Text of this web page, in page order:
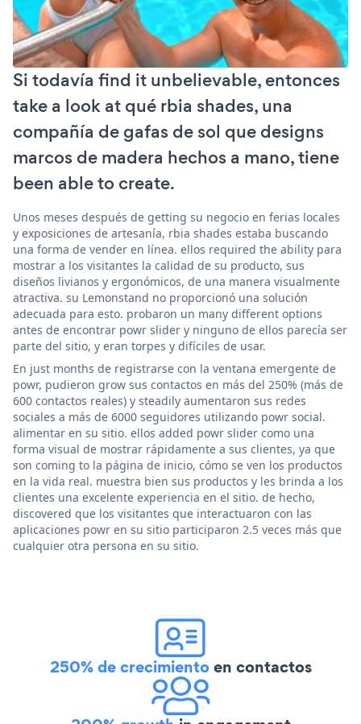
Si todavía find it unbelievable, entonces
take a look at qué rbia shades, una
compañía de gafas de sol que designs
marcos de madera hechos a mano, tiene
been able to create.
Unos meses después de getting su negocio en ferias locales
y exposiciones de artesanía, rbia shades estaba buscando
una forma de vender en línea. ellos required the ability para
mostrar a los visitantes la calidad de su producto, sus
diseños livianos y ergonómicos, de una manera visualmente
atractiva. su Lemonstand no proporcionó una solución
adecuada para esto. probaron un many different options
antes de encontrar powr slider y ninguno de ellos parecía ser
parte del sitio, y eran torpes y difíciles de usar.
En just months de registrarse con la ventana emergente de
powr, pudieron grow sus contactos en más del 250% (más de
600 contactos reales) y steadily aumentaron sus redes
sociales a más de 6000 seguidores utilizando powr social.
alimentar en su sitio. ellos added powr slider como una
forma visual de mostrar rápidamente a sus clientes, ya que
son coming to la página de inicio, cómo se ven los productos
en la vida real. muestra bien sus productos y les brinda a los
clientes una excelente experiencia en el sitio. de hecho,
discovered que los visitantes que interactuaron con las
aplicaciones powr en su sitio participaron 2.5 veces más que
cualquier otra persona en su sitio.
250% de crecimientoen contactos